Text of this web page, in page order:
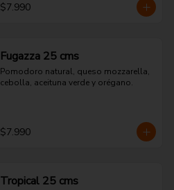
$7.990
Fugazza 25 cms
Pomodoro natural, queso mozzarella,
cebolla, aceituna verde y orégano.
$7.990
Tropical 25 cms